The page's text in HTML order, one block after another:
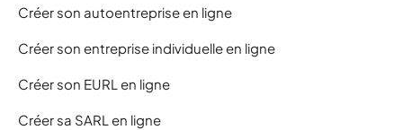
Créer son autoentreprise en ligne
Créer son entreprise individuelle en ligne
Créer son EURL en ligne
Créer sa SARL en ligne